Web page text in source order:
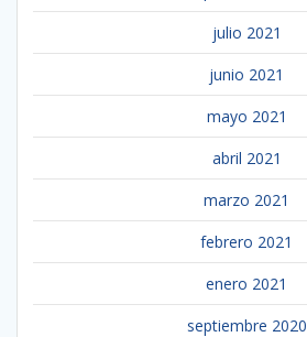
julio 2021
junio 2021
mayo 2021
abril 2021
marzo 2021
febrero 2021
enero 2021
septiembre 2020